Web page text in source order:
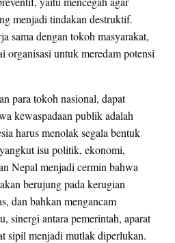
menjadi tindakan destruktif.
sama dengan tokoh masyarakat,
organisasi untuk meredam potensi
para tokoh nasional, dapat
kewaspadaan publik adalah
harus menolak segala bentuk
isu politik, ekonomi,
Nepal menjadi cermin bahwa
berujung pada kerugian
dan bahkan mengancam
sinergi antara pemerintah, aparat
sipil menjadi mutlak diperlukan.